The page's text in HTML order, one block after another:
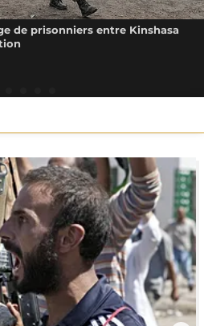
de prisonniers entre Kinshasa